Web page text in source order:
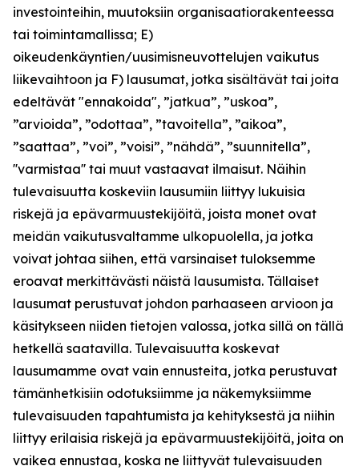
investointeihin, muutoksiin organisaatiorakenteessa
tai toimintamallissa; E)
oikeudenkäyntien/uusimisneuvottelujen vaikutus
liikevaihtoon ja F) lausumat, jotka sisältävät tai joita
edeltävät "ennakoida", ”jatkua”, ”uskoa”,
”arvioida”, ”odottaa”, ”tavoitella”, ”aikoa”,
”saattaa”, ”voi”, ”voisi”, ”nähdä”, ”suunnitella”,
''varmistaa'' tai muut vastaavat ilmaisut. Näihin
tulevaisuutta koskeviin lausumiin liittyy lukuisia
riskejä ja epävarmuustekijöitä, joista monet ovat
meidän vaikutusvaltamme ulkopuolella, ja jotka
voivat johtaa siihen, että varsinaiset tuloksemme
eroavat merkittävästi näistä lausumista. Tällaiset
lausumat perustuvat johdon parhaaseen arvioon ja
käsitykseen niiden tietojen valossa, jotka sillä on tällä
hetkellä saatavilla. Tulevaisuutta koskevat
lausumamme ovat vain ennusteita, jotka perustuvat
tämänhetkisiin odotuksiimme ja näkemyksiimme
tulevaisuuden tapahtumista ja kehityksestä ja niihin
liittyy erilaisia riskejä ja epävarmuustekijöitä, joita on
vaikea ennustaa, koska ne liittyvät tulevaisuuden